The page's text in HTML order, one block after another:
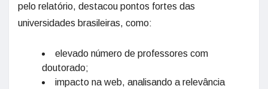
pelo relatório, destacou pontos fortes das
universidades brasileiras, como:
elevado número de professores com
doutorado;
impacto na web, analisando a relevância